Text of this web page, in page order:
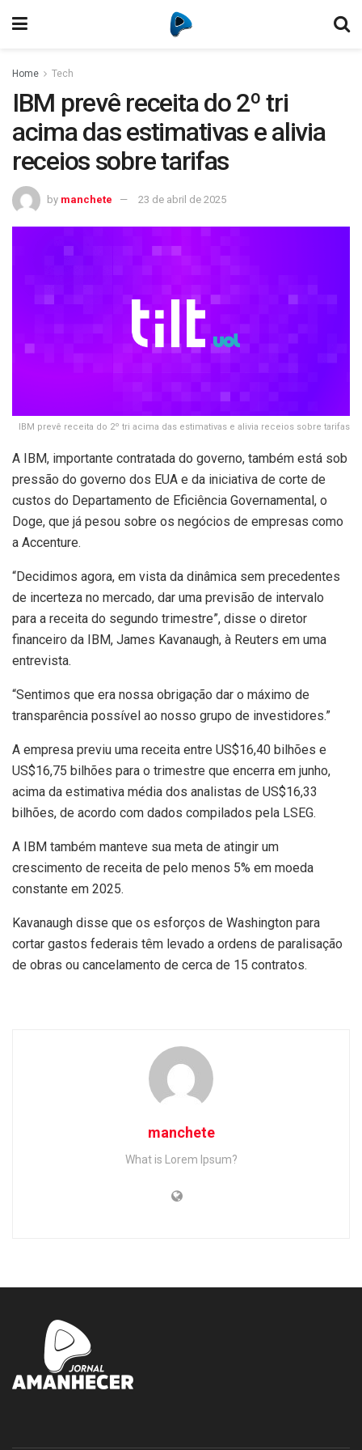
Home Tech
IBM prevê receita do 2º tri
acima das estimativas e alivia
receios sobre tarifas
by manchete 23 de abril de 2025
IBM prevê receita do 2º tri acima das estimativas e alivia receios sobre tarifas
A IBM, importante contratada do governo, também está sob
pressão do governo dos EUA e da iniciativa de corte de
custos do Departamento de Eficiência Governamental, o
Doge, que já pesou sobre os negócios de empresas como
a Accenture.
“Decidimos agora, em vista da dinâmica sem precedentes
de incerteza no mercado, dar uma previsão de intervalo
para a receita do segundo trimestre”, disse o diretor
financeiro da IBM, James Kavanaugh, à Reuters em uma
entrevista.
“Sentimos que era nossa obrigação dar o máximo de
transparência possível ao nosso grupo de investidores.”
A empresa previu uma receita entre US$16,40 bilhões e
US$16,75 bilhões para o trimestre que encerra em junho,
acima da estimativa média dos analistas de US$16,33
bilhões, de acordo com dados compilados pela LSEG.
A IBM também manteve sua meta de atingir um
crescimento de receita de pelo menos 5% em moeda
constante em 2025.
Kavanaugh disse que os esforços de Washington para
cortar gastos federais têm levado a ordens de paralisação
de obras ou cancelamento de cerca de 15 contratos.
manchete
What is Lorem Ipsum?